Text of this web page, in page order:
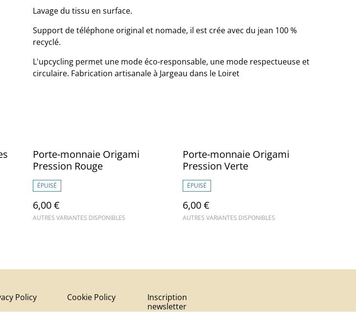
Lavage du tissu en surface.
Support de téléphone original et nomade, il est crée avec du jean 100 %
recyclé.
L'upcycling permet une mode éco-responsable, une mode respectueuse et
circulaire. Fabrication artisanale à Jargeau dans le Loiret
Porte-monnaie Origami
Pression Rouge
ÉPUISÉ
6,00 €
AUTRES VARIANTES DISPONIBLES
Porte-monnaie Origami
Pression Verte
ÉPUISÉ
6,00 €
AUTRES VARIANTES DISPONIBLES
Policy Cookie Policy
Inscription
newsletter